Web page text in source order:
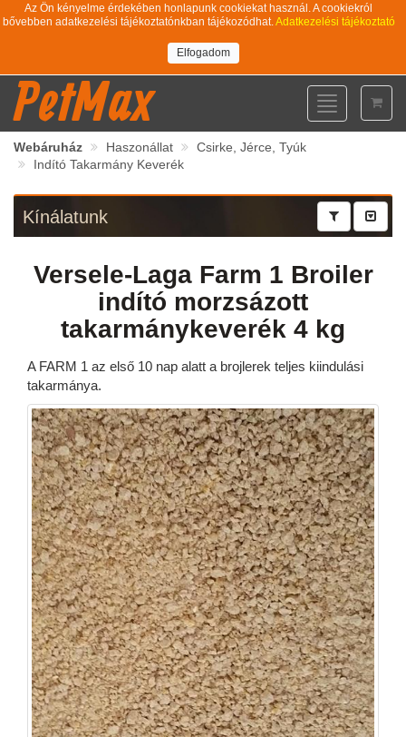
Az Ön kényelme érdekében honlapunk cookiekat használ. A cookiekról
bővebben adatkezelési tájékoztatónkban tájékozódhat.Adatkezelési tájékoztató
Elfogadom
PetMax
Toggle
navigation
Webáruház
Haszonállat
Csirke, Jérce, Tyúk
Indító Takarmány Keverék
Kínálatunk
Versele-Laga Farm 1 Broiler
indító morzsázott
takarmánykeverék 4 kg
A FARM 1 az első 10 nap alatt a brojlerek teljes kiindulási
takarmánya.